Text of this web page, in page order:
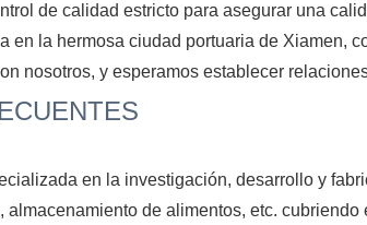
de calidad estricto para asegurar una
en la hermosa ciudad portuaria de Xiamen,
nosotros, y esperamos establecer
en la investigación, desarrollo y
almacenamiento de alimentos, etc.